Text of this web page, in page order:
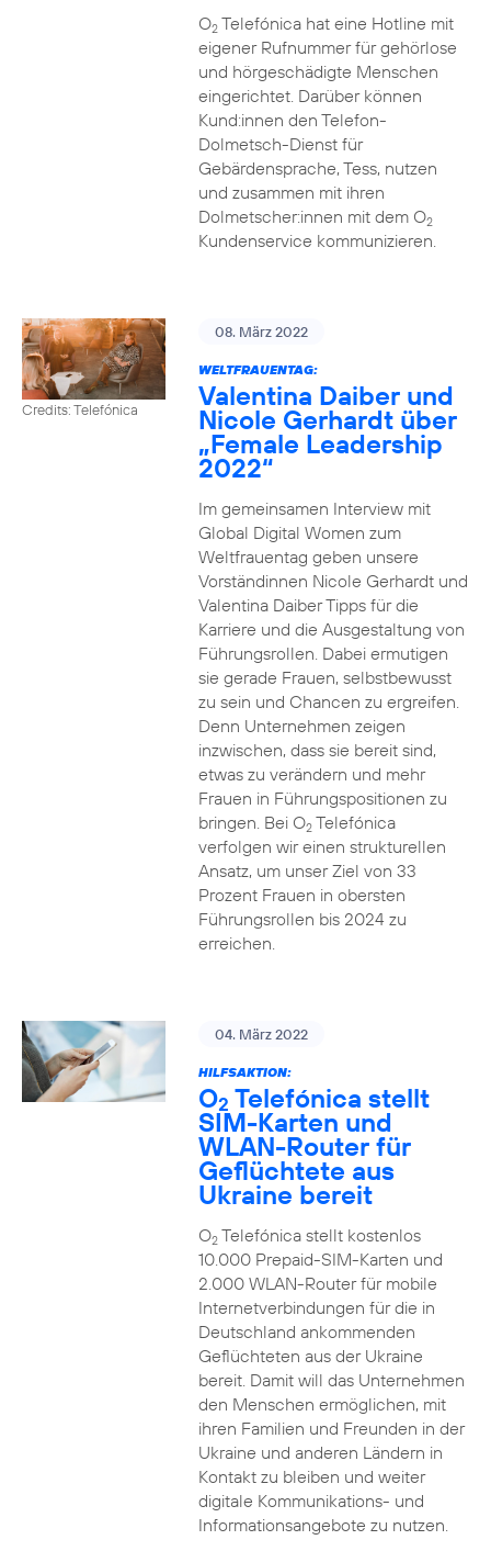
O2Telefónica hat eine Hotline mit
eigener Rufnummer für gehörlose
und hörgeschädigte Menschen
eingerichtet. Darüber können
Kund:innen den Telefon-
Dolmetsch-Dienst für
Gebärdensprache, Tess, nutzen
und zusammen mit ihren
Dolmetscher:innen mit dem O2
Kundenservice kommunizieren.
Credits: Telefónica
08. März 2022
WELTFRAUENTAG:
Valentina Daiber und
Nicole Gerhardt über
„Female Leadership
2022“
Im gemeinsamen Interview mit
Global Digital Women zum
Weltfrauentag geben unsere
Vorständinnen Nicole Gerhardt und
Valentina Daiber Tipps für die
Karriere und die Ausgestaltung von
Führungsrollen. Dabei ermutigen
sie gerade Frauen, selbstbewusst
zu sein und Chancen zu ergreifen.
Denn Unternehmen zeigen
inzwischen, dass sie bereit sind,
etwas zu verändern und mehr
Frauen in Führungspositionen zu
bringen. Bei O2Telefónica
verfolgen wir einen strukturellen
Ansatz, um unser Ziel von 33
Prozent Frauen in obersten
Führungsrollen bis 2024 zu
erreichen.
04. März 2022
HILFSAKTION:
O2 Telefónica stellt
SIM-Karten und
WLAN-Router für
Geflüchtete aus
Ukraine bereit
O2Telefónica stellt kostenlos
10.000 Prepaid-SIM-Karten und
2.000 WLAN-Router für mobile
Internetverbindungen für die in
Deutschland ankommenden
Geflüchteten aus der Ukraine
bereit. Damit will das Unternehmen
den Menschen ermöglichen, mit
ihren Familien und Freunden in der
Ukraine und anderen Ländern in
Kontakt zu bleiben und weiter
digitale Kommunikations- und
Informationsangebote zu nutzen.